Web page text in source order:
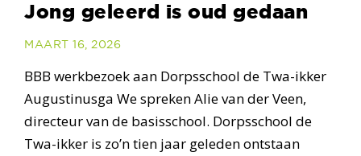
Jong geleerd is oud gedaan
MAART 16, 2026
BBB werkbezoek aan Dorpsschool de Twa-ikker
Augustinusga We spreken Alie van der Veen,
directeur van de basisschool. Dorpsschool de
Twa-ikker is zo’n tien jaar geleden ontstaan